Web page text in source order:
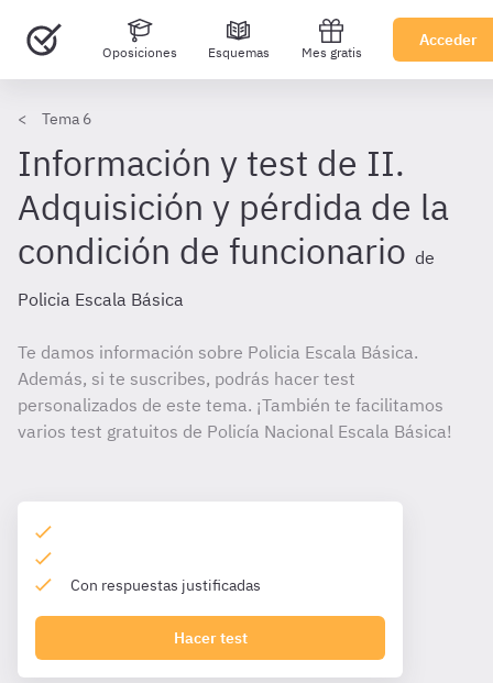
Oposiciones Esquemas Mes gratis
Acceder
Tema 6
Información y test de II.
Adquisición y pérdida de la
condición de funcionario de
Policia Escala Básica
Te damos información sobre Policia Escala Básica.
Además, si te suscribes, podrás hacer test
personalizados de este tema. ¡También te facilitamos
varios test gratuitos de Policía Nacional Escala Básica!
Con respuestas justificadas
Hacer test